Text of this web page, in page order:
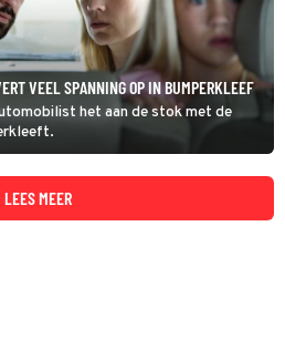
VEEL SPANNING OP IN BUMPERKLEEF
het aan de stok met de
LEES MEER